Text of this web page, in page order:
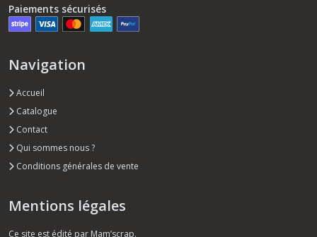
Paiements sécurisés
Navigation
Accueil
Catalogue
Contact
Qui sommes nous ?
Conditions générales de vente
Mentions légales
Ce site est édité par Mam’scrap.